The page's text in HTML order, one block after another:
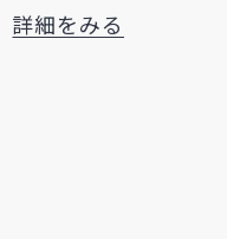
詳細をみる